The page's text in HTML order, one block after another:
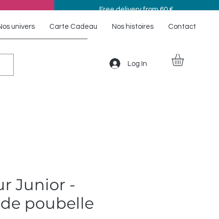
Free delivery from 60 €
univers Carte Cadeau Nos histoires Contact
Log In
Junior -
poubelle